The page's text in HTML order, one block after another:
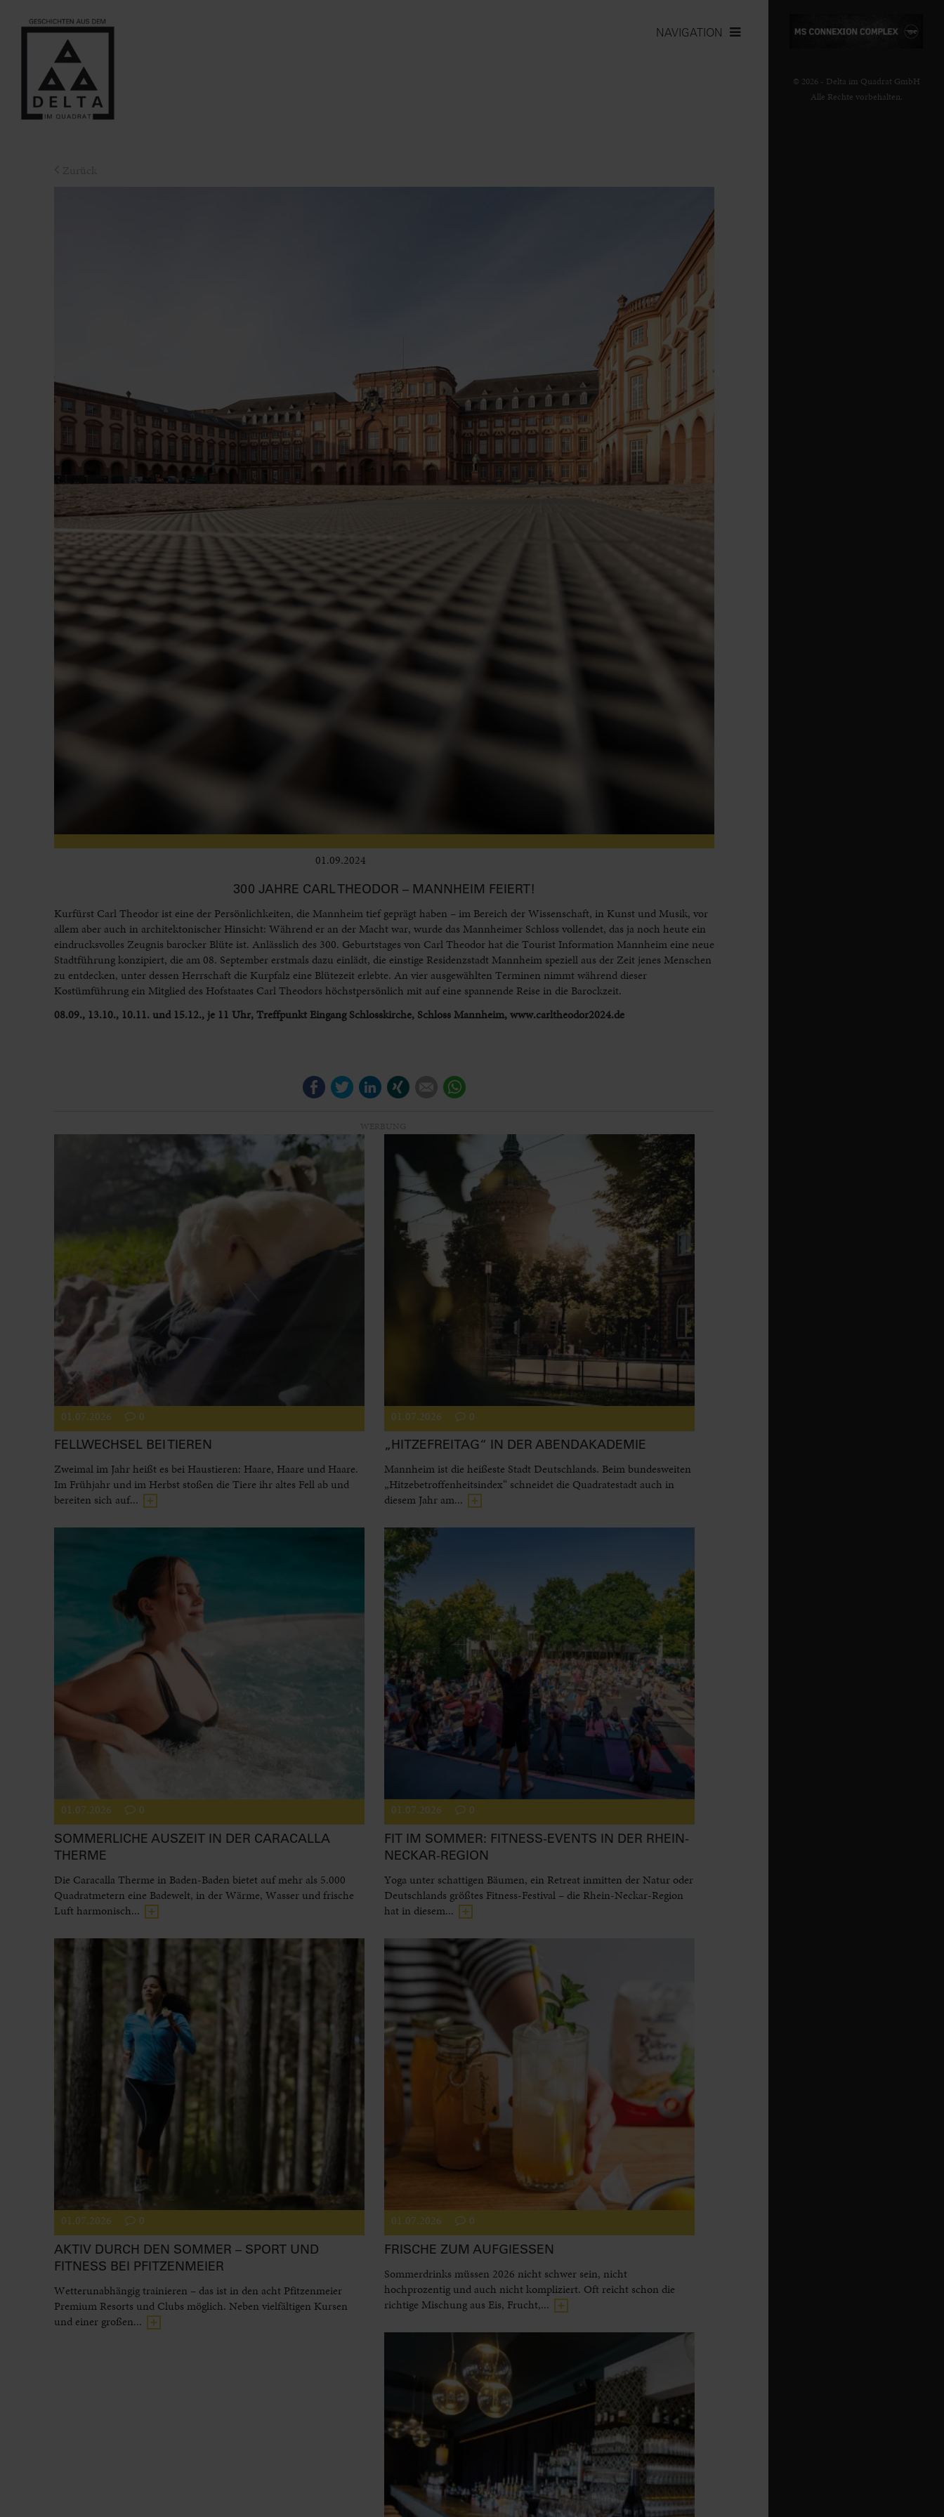
NAVIGATION
01.09.2024
300 JAHRE CARL THEODOR – MANNHEIM FEIERT!
Kurfürst Carl Theodor ist eine der Persönlichkeiten, die Mannheim tief geprägt haben – im Bereich der Wissenschaft, in Kunst und Musik, vor
allem aber auch in architektonischer Hinsicht: Während er an der Macht war, wurde das Mannheimer Schloss vollendet, das ja noch heute ein
eindrucksvolles Zeugnis barocker Blüte ist. Anlässlich des 300. Geburtstages von Carl Theodor hat die Tourist Information Mannheim eine neue
Stadtführung konzipiert, die am 08. September erstmals dazu einlädt, die einstige Residenzstadt Mannheim speziell aus der Zeit jenes Menschen
zu entdecken, unter dessen Herrschaft die Kurpfalz eine Blütezeit erlebte. An vier ausgewählten Terminen nimmt während dieser
Kostümführung ein Mitglied des Hofstaates Carl Theodors höchstpersönlich mit auf eine spannende Reise in die Barockzeit.
08.09., 13.10., 10.11. und 15.12., je 11 Uhr, Treffpunkt Eingang Schlosskirche, Schloss Mannheim, www.carltheodor2024.de
FacebookTwitterLinkedIn E-mail
01.07.2026 0
FELLWECHSEL BEI TIEREN
Zweimal im Jahr heißt es bei Haustieren: Haare, Haare und Haare.
Im Frühjahr und im Herbst stoßen die Tiere ihr altes Fell ab und
bereiten sich auf...
01.07.2026 0
„HITZEFREITAG“ IN DER ABENDAKADEMIE
Mannheim ist die heißeste Stadt Deutschlands. Beim bundesweiten
„Hitzebetroffenheitsindex“ schneidet die Quadratestadt auch in
diesem Jahr am...
01.07.2026 0
SOMMERLICHE AUSZEIT IN DER CARACALLA
THERME
Die Caracalla Therme in Baden-Baden bietet auf mehr als 5.000
Quadratmetern eine Badewelt, in der Wärme, Wasser und frische
Luft harmonisch...
01.07.2026 0
FIT IM SOMMER: FITNESS-EVENTS IN DER RHEIN-
NECKAR-REGION
Yoga unter schattigen Bäumen, ein Retreat inmitten der Natur oder
Deutschlands größtes Fitness-Festival – die Rhein-Neckar-Region
hat in diesem...
01.07.2026 0
AKTIV DURCH DEN SOMMER – SPORT UND
FITNESS BEI PFITZENMEIER
Wetterunabhängig trainieren – das ist in den acht Pfitzenmeier
Premium Resorts und Clubs möglich. Neben vielfältigen Kursen
und einer großen...
01.07.2026 0
FRISCHE ZUM AUFGIESSEN
Sommerdrinks müssen 2026 nicht schwer sein, nicht
hochprozentig und auch nicht kompliziert. Oft reicht schon die
richtige Mischung aus Eis, Frucht,...
© 2026 - Delta im Quadrat GmbH
Alle Rechte vorbehalten.